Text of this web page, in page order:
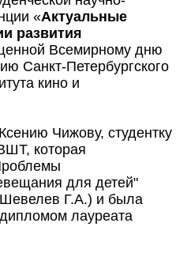
«Актуальные
развития
Всемирному дню
Санкт-Петербургского
кино и
Чижову, студентку
которая
для детей"
Г.А.) и была
лауреата